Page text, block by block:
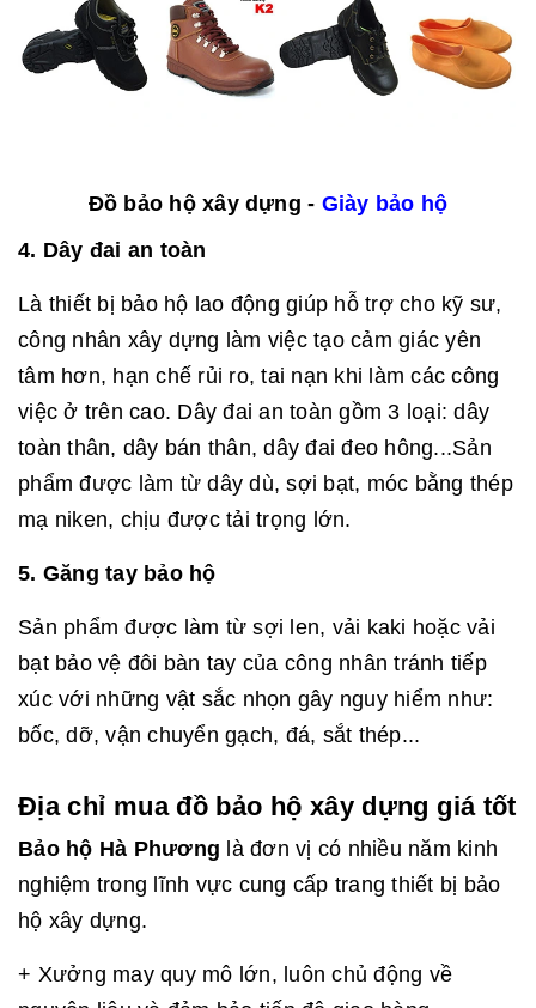
Đồ bảo hộ xây dựng - Giày bảo hộ
4. Dây đai an toàn
Là thiết bị bảo hộ lao động giúp hỗ trợ cho kỹ sư,
công nhân xây dựng làm việc tạo cảm giác yên
tâm hơn, hạn chế rủi ro, tai nạn khi làm các công
việc ở trên cao. Dây đai an toàn gồm 3 loại: dây
toàn thân, dây bán thân, dây đai đeo hông...Sản
phẩm được làm từ dây dù, sợi bạt, móc bằng thép
mạ niken, chịu được tải trọng lớn.
5. Găng tay bảo hộ
Sản phẩm được làm từ sợi len, vải kaki hoặc vải
bạt bảo vệ đôi bàn tay của công nhân tránh tiếp
xúc với những vật sắc nhọn gây nguy hiểm như:
bốc, dỡ, vận chuyển gạch, đá, sắt thép...
Địa chỉ mua đồ bảo hộ xây dựng giá tốt
Bảo hộ Hà Phương là đơn vị có nhiều năm kinh
nghiệm trong lĩnh vực cung cấp trang thiết bị bảo
hộ xây dựng.
+ Xưởng may quy mô lớn, luôn chủ động về